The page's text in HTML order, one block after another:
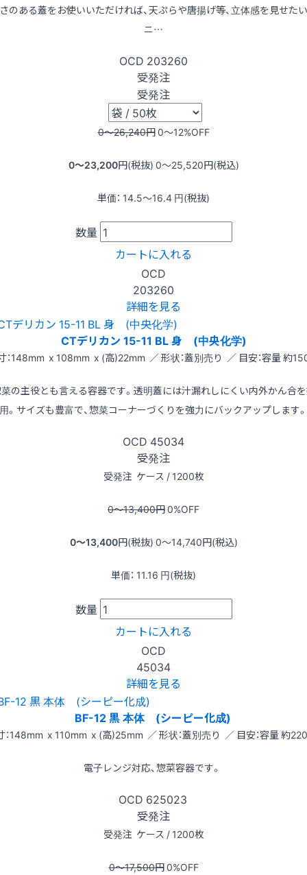
のある蓋をお使いいただければ、天ぷらや唐揚げ等、立体感を見せた
ニ…
OCD 203260
受発注
受発注
0〜26,240円0〜12%OFF
0〜23,200円(税抜) 0〜25,520円(税込)
単価： 14.5〜16.4 円(税抜)
数量
カートに入れる
OCD
203260
詳細を見る
CTデリカン 15-11 BL 身 (中央化学)
：148mm x 108mm x (高)22mm ／ 形状：蓋別売り ／ 目安：容量 約
の主役とも言える容器です。透明蓋には汁漏れしにくい内外かん合
用。サイズも豊富で、惣菜コーナーづくりを強力にバックアップします。
OCD 45034
受発注
受発注 ケース / 1200枚
0〜13,400円0%OFF
0〜13,400円(税抜) 0〜14,740円(税込)
単価： 11.16 円(税抜)
数量
カートに入れる
OCD
45034
詳細を見る
BF-12 黒 本体 (シーピー化成)
：148mm x 110mm x (高)25mm ／ 形状：蓋別売り ／ 目安：容量 約
電子レンジ対応、惣菜容器です。
OCD 625023
受発注
受発注 ケース / 1200枚
0〜17,500円0%OFF